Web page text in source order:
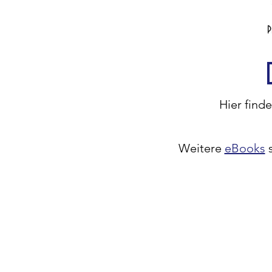
Hier
Weitere eBooks